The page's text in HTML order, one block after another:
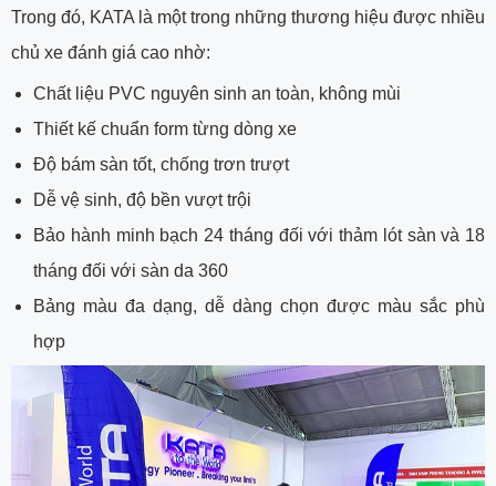
Trong đó, KATA là một trong những thương hiệu được nhiều
chủ xe đánh giá cao nhờ:
Chất liệu PVC nguyên sinh an toàn, không mùi
Thiết kế chuẩn form từng dòng xe
Độ bám sàn tốt, chống trơn trượt
Dễ vệ sinh, độ bền vượt trội
Bảo hành minh bạch 24 tháng đối với thảm lót sàn và 18
tháng đối với sàn da 360
Bảng màu đa dạng, dễ dàng chọn được màu sắc phù
hợp